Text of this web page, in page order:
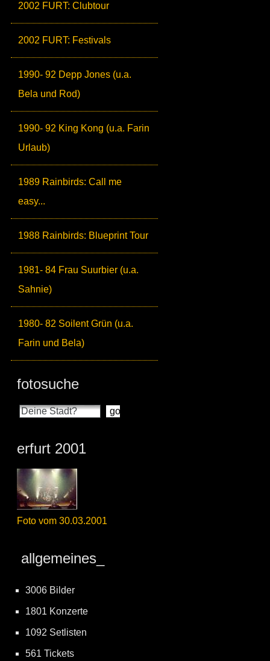
2002 FURT: Clubtour
2002 FURT: Festivals
1990- 92 Depp Jones (u.a.
Bela und Rod)
1990- 92 King Kong (u.a. Farin
Urlaub)
1989 Rainbirds: Call me
easy...
1988 Rainbirds: Blueprint Tour
1981- 84 Frau Suurbier (u.a.
Sahnie)
1980- 82 Soilent Grün (u.a.
Farin und Bela)
fotosuche
erfurt 2001
Foto vom 30.03.2001
allgemeines_
3006 Bilder
1801 Konzerte
1092 Setlisten
561 Tickets